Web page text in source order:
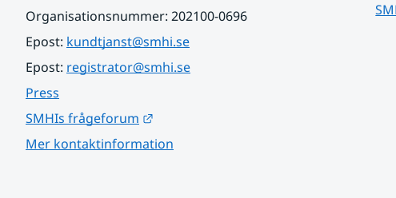
Organisationsnummer: 202100-0696
Epost: kundtjanst@smhi.se
Epost: registrator@smhi.se
Press
SMHIs frågeforum
Mer kontaktinformation